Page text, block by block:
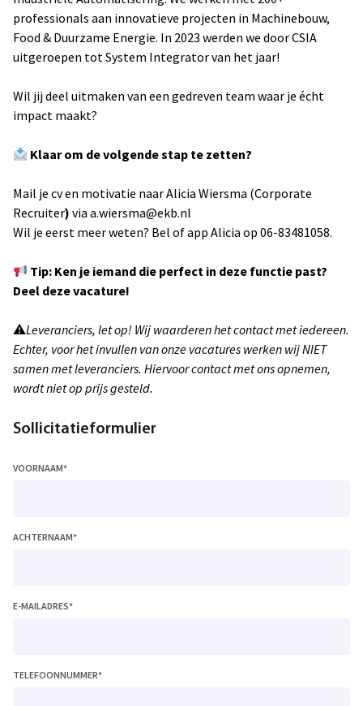
professionals aan innovatieve projecten in Machinebouw,
Food & Duurzame Energie. In 2023 werden we door CSIA
uitgeroepen tot System Integrator van het jaar!
Wil jij deel uitmaken van een gedreven team waar je écht
impact maakt?
Klaar om de volgende stap te zetten?
Mail je cv en motivatie naar Alicia Wiersma (Corporate
Recruiter) via a.wiersma@ekb.nl
Wil je eerst meer weten? Bel of app Alicia op 06-83481058.
Tip: Ken je iemand die perfect in deze functie past?
Deel deze vacature!
⚠Leveranciers, let op! Wij waarderen het contact met iedereen.
Echter, voor het invullen van onze vacatures werken wij NIET
samen met leveranciers. Hiervoor contact met ons opnemen,
wordt niet op prijs gesteld.
Sollicitatieformulier
VOORNAAM*
ACHTERNAAM*
E-MAILADRES*
TELEFOONNUMMER*